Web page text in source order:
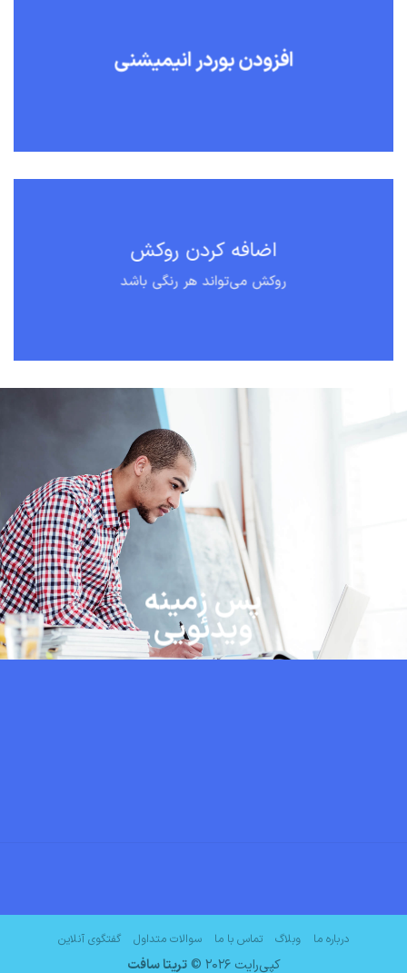
افزودن بوردر انیمیشنی
اضافه کردن روکش
روکش می‌تواند هر رنگی باشد
پس زمینه
ویدئویی
درباره ما وبلاگ تماس با ما سوالات متداول گفتگوی آنلاین
کپی‌رایت 2026 © تریتا سافت